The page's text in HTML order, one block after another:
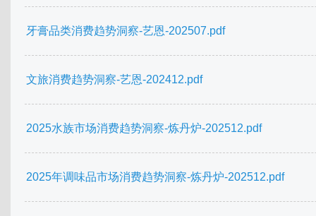
牙膏品类消费趋势洞察-艺恩-202507.pdf
文旅消费趋势洞察-艺恩-202412.pdf
2025水族市场消费趋势洞察-炼丹炉-202512.pdf
2025年调味品市场消费趋势洞察-炼丹炉-202512.pdf